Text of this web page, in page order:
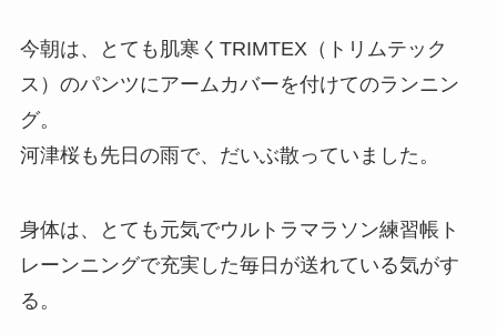
今朝は、とても肌寒くTRIMTEX（トリムテック
ス）のパンツにアームカバーを付けてのランニン
グ。
河津桜も先日の雨で、だいぶ散っていました。
身体は、とても元気でウルトラマラソン練習帳ト
レーンニングで充実した毎日が送れている気がす
る。